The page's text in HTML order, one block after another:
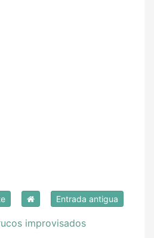
Entrada antigua
improvisados